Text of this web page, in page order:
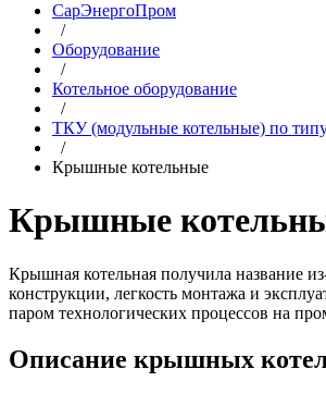
СарЭнергоПром
/
Оборудование
/
Котельное оборудование
/
ТКУ (модульные котельные) по
/
Крышные котельные
Крышные
Крышная котельная получила название
конструкции, легкость монтажа и
паром технологических процессов на
Описание крышных